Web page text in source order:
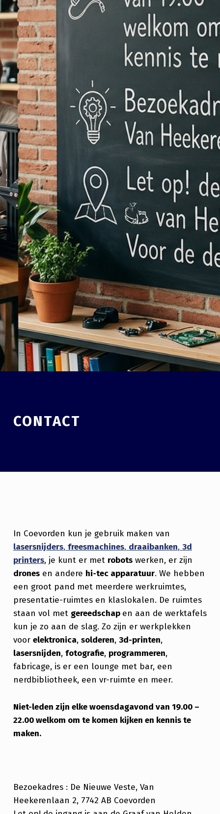
CONTACT
In Coevorden kun je gebruik maken van
lasersnijders, freesmachines, draaibanken, 3d
printers, je kunt er met robotswerken, er zijn
dronesen andere hi-tec apparatuur. We hebben
een groot pand met meerdere werkruimtes,
presentatie-ruimtes en klaslokalen. De ruimtes
staan vol met gereedschap en aan de werktafels
kun je zo aan de slag. Zo zijn er werkplekken
voor elektronica, solderen, 3d-printen,
lasersnijden, fotografie, programmeren,
fabricage, is er een lounge met bar, een
nerdbibliotheek, een vr-ruimte en meer.
Niet-leden zijn elke woensdagavond van 19.00 –
22.00 welkom om te komen kijken en kennis te
maken.
Bezoekadres : De Nieuwe Veste, Van
Heekerenlaan 2, 7742 AB Coevorden